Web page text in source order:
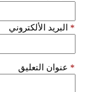
البريد الألكتروني *
عنوان التعليق *